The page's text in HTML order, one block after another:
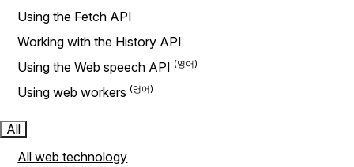
Using the Fetch API
Working with the History API
Using the Web speech API
Using web workers
All
All web technology